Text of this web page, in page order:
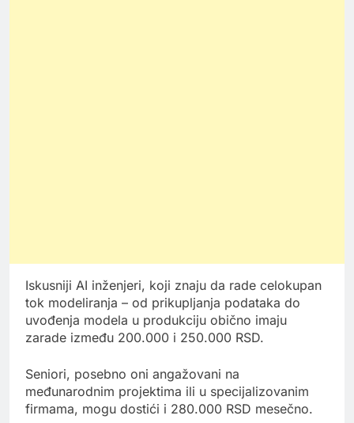
Iskusniji AI inženjeri, koji znaju da rade celokupan
tok modeliranja – od prikupljanja podataka do
uvođenja modela u produkciju obično imaju
zarade između 200.000 i 250.000 RSD.
Seniori, posebno oni angažovani na
međunarodnim projektima ili u specijalizovanim
firmama, mogu dostići i 280.000 RSD mesečno.